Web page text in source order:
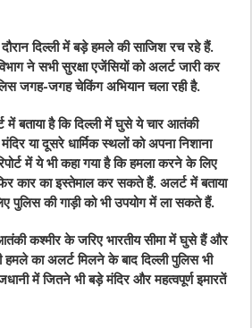
दिल्ली में बड़े हमले की साजिश रच रहे हैं.
ने सभी सुरक्षा एजेंसियों को अलर्ट जारी कर
जगह-जगह चेकिंग अभियान चला रही है.
बताया है कि दिल्ली में घुसे ये चार आतंकी
या दूसरे धार्मिक स्थलों को अपना निशाना
में ये भी कहा गया है कि हमला करने के लिए
कार का इस्तेमाल कर सकते हैं. अलर्ट में बताया
पुलिस की गाड़ी को भी उपयोग में ला सकते हैं.
आतंकी कश्मीर के जरिए भारतीय सीमा में घुसे हैं और
का अलर्ट मिलने के बाद दिल्ली पुलिस भी
में जितने भी बड़े मंदिर और महत्वपूर्ण इमारतें